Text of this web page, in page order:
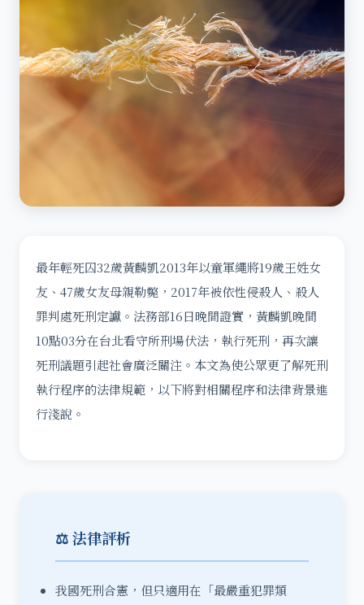
最年輕死囚32歲黃麟凱2013年以童軍繩將19歲王姓女
友、47歲女友母親勒斃，2017年被依性侵殺人、殺人
罪判處死刑定讞。法務部16日晚間證實，黃麟凱晚間
10點03分在台北看守所刑場伏法，執行死刑，再次讓
死刑議題引起社會廣泛關注。本文為使公眾更了解死刑
執行程序的法律規範，以下將對相關程序和法律背景進
行淺說。
⚖️ 法律評析
我國死刑合憲，但只適用在「最嚴重犯罪類